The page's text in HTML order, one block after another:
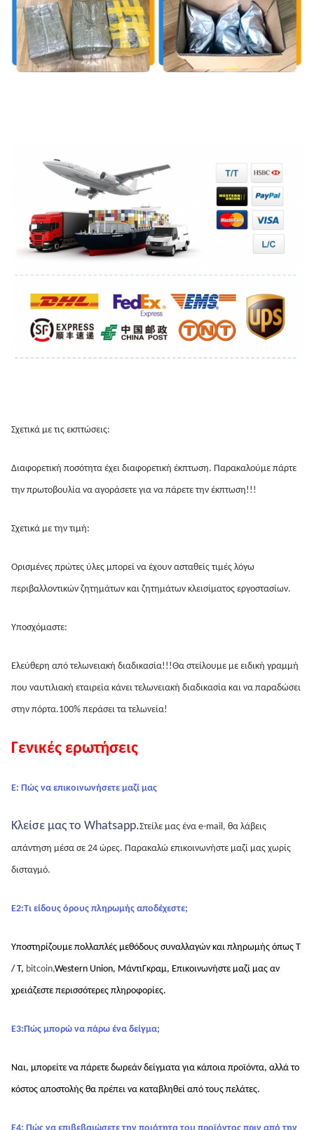
Σχετικά με τις εκπτώσεις:
Διαφορετική ποσότητα έχει διαφορετική έκπτωση. Παρακαλούμε πάρτε
την πρωτοβουλία να αγοράσετε για να πάρετε την έκπτωση!!!
Σχετικά με την τιμή:
Ορισμένες πρώτες ύλες μπορεί να έχουν ασταθείς τιμές λόγω
περιβαλλοντικών ζητημάτων και ζητημάτων κλεισίματος εργοστασίων.
Υποσχόμαστε:
Ελεύθερη από τελωνειακή διαδικασία!!!Θα στείλουμε με ειδική γραμμή
που ναυτιλιακή εταιρεία κάνει τελωνειακή διαδικασία και να παραδώσει
στην πόρτα.100% περάσει τα τελωνεία!
Γενικές ερωτήσεις
Ε: Πώς να επικοινωνήσετε μαζί μας
Κλείσε μας το Whatsapp.Στείλε μας ένα e-mail, θα λάβεις
απάντηση μέσα σε 24 ώρες. Παρακαλώ επικοινωνήστε μαζί μας χωρίς
δισταγμό.
Ε2:Τι είδους όρους πληρωμής αποδέχεστε;
Υποστηρίζουμε πολλαπλές μεθόδους συναλλαγών και πληρωμής όπως T
/ T, bitcoin,Western Union, ΜάντιΓκραμ, Επικοινωνήστε μαζί μας αν
χρειάζεστε περισσότερες πληροφορίες.
Ε3:Πώς μπορώ να πάρω ένα δείγμα;
Ναι, μπορείτε να πάρετε δωρεάν δείγματα για κάποια προϊόντα, αλλά το
κόστος αποστολής θα πρέπει να καταβληθεί από τους πελάτες.